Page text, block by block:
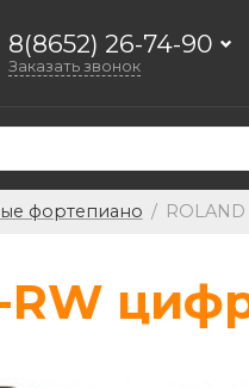
8(8652) 26-74-90
Заказать звонок
фортепиано /
RW